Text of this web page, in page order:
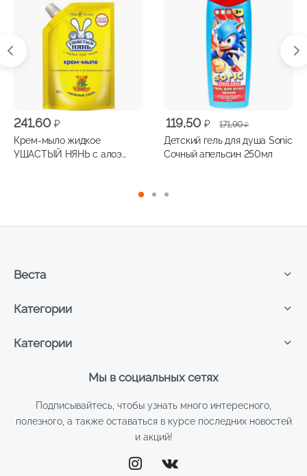
241,60 ₽
Крем-мыло жидкое
УШАСТЫЙ НЯНЬ с алоэ
171,90₽
Первоначальная
цена
составляла
119,50 ₽
Текущая
цена:
119,50 ₽.
Детский гель для душа Sonic
Сочный апельсин 250мл
Мы в социальных сетях
Подписывайтесь, чтобы узнать много интересного,
полезного, а также оставаться в курсе последних новостей
и акций!
Категории
Категории
Веста